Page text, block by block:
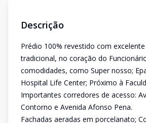
Descrição
Prédio 100% revestido com
tradicional, no coração do
comodidades, como Super nosso;
Hospital Life Center; Próximo à
Importantes corredores de acesso:
Contorno e Avenida Afonso Pena.
Fachadas aeradas em porcelanato;